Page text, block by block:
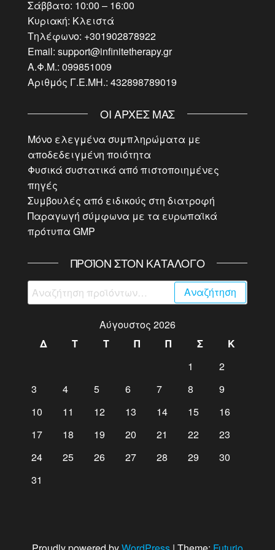
Σάββατο: 10:00 – 16:00
Κυριακή: Κλειστά
Τηλέφωνο: +301902878922
Email: support@infinitetherapy.gr
Α.Φ.Μ.: 099851009
Αριθμός Γ.Ε.ΜΗ.: 432898789019
ΟΙ ΑΡΧΈΣ ΜΑΣ
Μόνο ελεγμένα συμπληρώματα με
αποδεδειγμένη ποιότητα
Φυσικά συστατικά από πιστοποιημένες
πηγές
Συμβουλές από ειδικούς στη διατροφή
Παραγωγή σύμφωνα με τα ευρωπαϊκά
πρότυπα GMP
ΠΡΟΪΌΝ ΣΤΟΝ ΚΑΤΆΛΟΓΟ
Αναζήτηση
για:
Αναζήτηση
Αύγουστος 2026
Δ
Τ Τ Π Π Σ
Κ
1
2
3
4 5 6 7 8
9
10
11 12 13 14 15
16
17
18 19 20 21 22
23
24
25 26 27 28 29
30
31